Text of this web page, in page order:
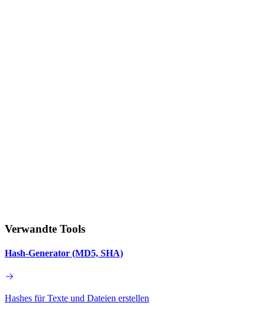
Verwandte Tools
Hash-Generator (MD5, SHA)
Hashes für Texte und Dateien erstellen